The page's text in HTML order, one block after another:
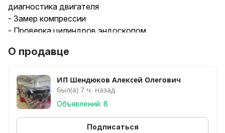
диагностика двигателя
- Замер компрессии
- Проверка цилиндров эндоскопом
замером всех тепловых зазоров точным
динамометрическое оборудование)
- Сборка двигателя по заводским параметрам
- Проверка зазоров коленвала Plastigauge
Огромный опыт по восстановлению ДВС, звоните,
ответим на все ваши вопросы!
О продавце
ИП Шендюков Алексей Олегович
был(а) 7 ч. назад
Объявлений: 8
Подписаться